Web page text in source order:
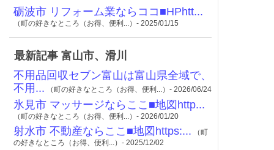
砺波市 リフォーム業ならココ■HPhtt...
（町の好きなところ（お得、便利...）- 2025/01/15
最新記事 富山市、滑川
不用品回収セブン富山は富山県全域で、
不用... （町の好きなところ（お得、便利...）- 2026/06/24
氷見市 マッサージならここ■地図http...
（町の好きなところ（お得、便利...）- 2026/01/20
射水市 不動産ならここ■地図https:... （町
の好きなところ（お得、便利...）- 2025/12/02